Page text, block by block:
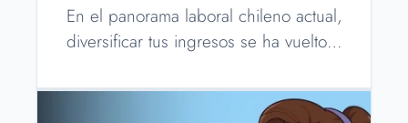
En el panorama laboral chileno actual,
diversificar tus ingresos se ha vuelto…